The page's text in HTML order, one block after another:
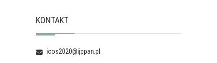
KONTAKT
icos2020@ijppan.pl